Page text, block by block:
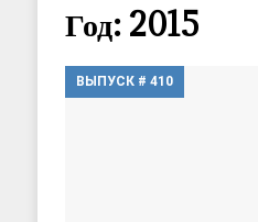
Год: 2015
ВЫПУСК # 410